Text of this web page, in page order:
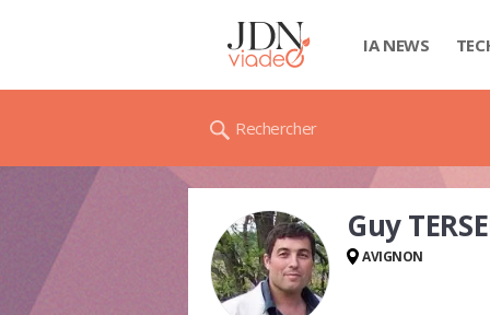
IA NEWS
Rechercher
Guy
AVIGNON